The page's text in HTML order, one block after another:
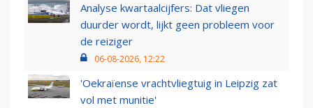
Analyse kwartaalcijfers: Dat vliegen
duurder wordt, lijkt geen probleem voor
de reiziger
06-08-2026, 12:22
'Oekraïense vrachtvliegtuig in Leipzig zat
vol met munitie'